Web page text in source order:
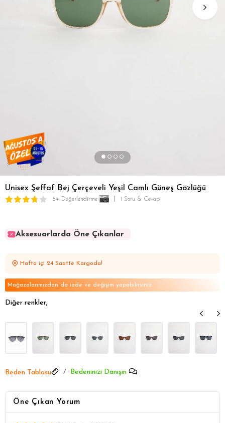
Unisex Şeffaf Bej Çerçeveli Yeşil Camlı Güneş Gözlüğü
5+ Değerlendirme 1 Soru & Cevap
Aksesuarlarda Öne Çıkanlar
Aksesuarlarda Öne Çıkanlar
Hafta içi 24 Saatte Kargoda!
Mağazalarımızdan da iade ve değişim yapabilirsiniz
Diğer renkler;
Beden Tablosu Bedeninizi Danışın
Öne Çıkan Yorum